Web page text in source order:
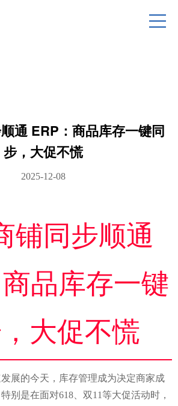
通 ERP：商品库存一键同
步，大促不慌
2025-12-08
铺同步顺通
品库存一键
大促不慌
展的今天，库存管理成为决定商家成
别是在面对618、双11等大促活动时，